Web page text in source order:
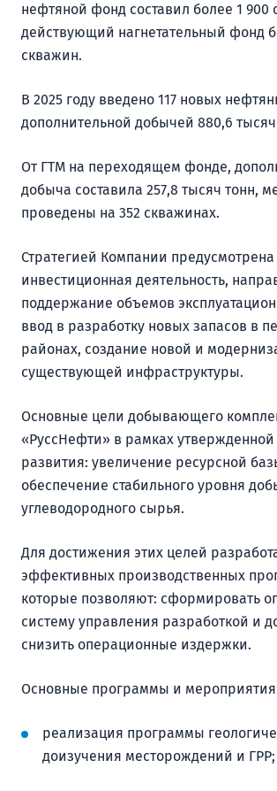
нефтяной фонд составил более 1 900
действующий нагнетательный фонд
скважин.
В 2025 году введено 117 новых
дополнительной добычей 880,6 тысяч
От ГТМ на переходящем фонде,
добыча составила 257,8 тысяч тонн,
проведены на 352 скважинах.
Стратегией Компании предусмотрена
инвестиционная деятельность,
поддержание объемов
ввод в разработку новых запасов в
районах, создание новой и
существующей инфраструктуры.
Основные цели добывающего
«РуссНефти» в рамках утвержденной
развития: увеличение ресурсной
обеспечение стабильного уровня
углеводородного сырья.
Для достижения этих целей
эффективных производственных
которые позволяют: сформировать
систему управления разработкой и
снизить операционные издержки.
Основные программы и
реализация программы
доизучения месторождений и ГРР;